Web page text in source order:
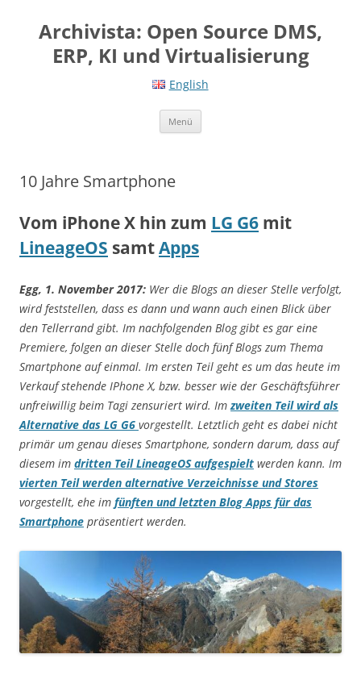
InhaltArchivista: Open Source DMS,
ERP, KI und Virtualisierung
English
Menü
10 Jahre Smartphone
Vom iPhone X hin zum LG G6 mit
LineageOS samtApps
Egg, 1. November 2017: Wer die Blogs an dieser Stelle verfolgt,
wird feststellen, dass es dann und wann auch einen Blick über
den Tellerrand gibt. Im nachfolgenden Blog gibt es gar eine
Premiere, folgen an dieser Stelle doch fünf Blogs zum Thema
Smartphone auf einmal. Im ersten Teil geht es um das heute im
Verkauf stehende IPhone X, bzw. besser wie der Geschäftsführer
unfreiwillig beim Tagi zensuriert wird. Imzweiten Teil wird als
Alternative das LG G6 vorgestellt. Letztlich geht es dabei nicht
primär um genau dieses Smartphone, sondern darum, dass auf
diesem im dritten Teil LineageOS aufgespielt werden kann. Im
vierten Teil werden alternative Verzeichnisse und Stores
vorgestellt, ehe im fünften und letzten Blog Apps für das
Smartphone präsentiert werden.